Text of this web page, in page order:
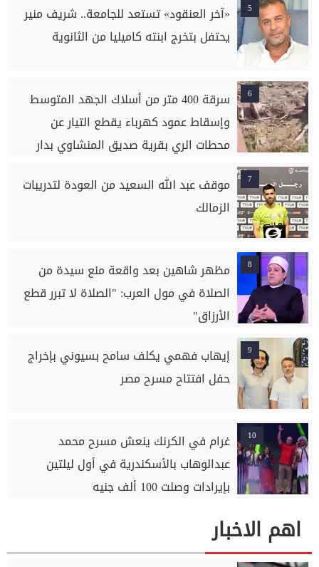
5
«آخر العنقود» تستعد للجامعة.. شريف منير
يحتفل بتخرج ابنته كاميليا من الثانوية
6
سرقة 400 متر من أسلاك الجهد المتوسط
وإسقاط عمود كهرباء يقطع التيار عن
محطات الري بقرية صديق المنشاوي بدار
7
موقف عبد الله السعيد من العودة لتدريبات
الزمالك
8
مظهر شاهين بعد واقعة منع سيدة من
الصلاة في مول العرب: "الصلاة لا تبرر قطع
الأرزاق"
9
إيهاب فهمي يكلف سامح بسيوني بإخراج
حفل افتتاح مسرح مصر
10
غرام في الكرنك ينعش مسرح محمد
عبدالوهاب بالأسكندرية في أول ليلتين
بإيرادات وصلت 100 ألف جنيه
اهم الاخبار